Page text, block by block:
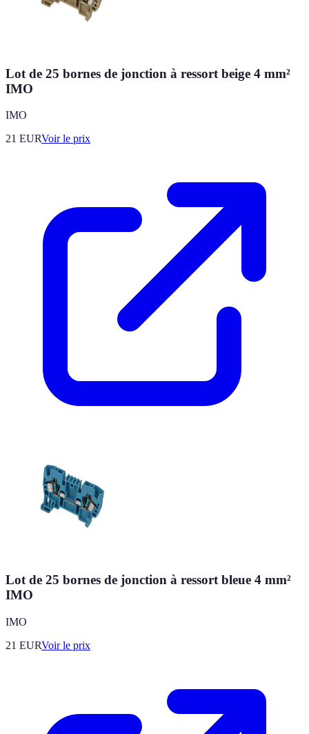
Lot de 25 bornes de jonction à ressort beige 4 mm²
IMO
IMO
21 EURVoir le prix
Lot de 25 bornes de jonction à ressort bleue 4 mm²
IMO
IMO
21 EURVoir le prix